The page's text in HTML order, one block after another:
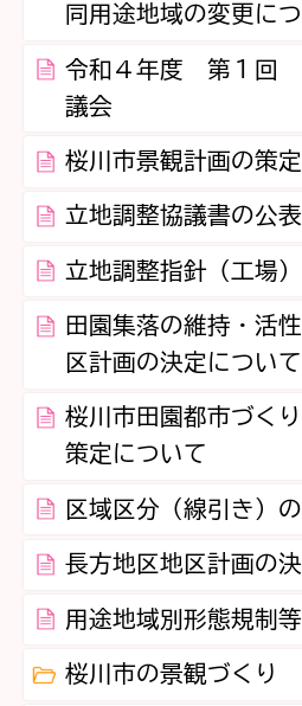
同用途地域の変更に
令和４年度 第１回
議会
桜川市景観計画の策
立地調整協議書の公
立地調整指針（工場
田園集落の維持・活
区計画の決定について
桜川市田園都市づく
策定について
区域区分（線引き）
長方地区地区計画の
用途地域別形態規制
桜川市の景観づくり